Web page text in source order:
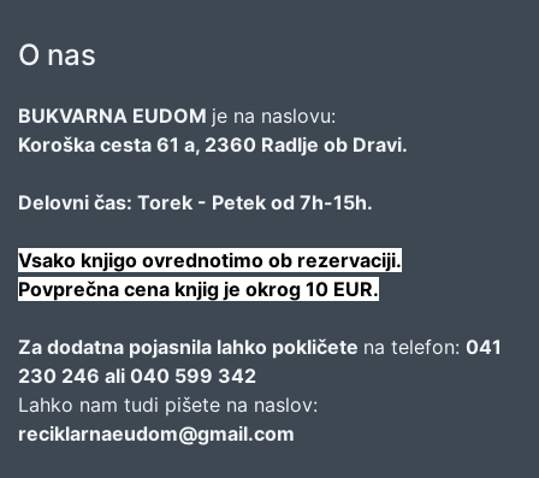
O nas
BUKVARNA EUDOM je na naslovu:
Koroška cesta 61 a, 2360 Radlje ob Dravi.
Delovni čas: Torek - Petek od 7h-15h.
Vsako knjigo ovrednotimo ob rezervaciji.
Povprečna cena knjig je okrog 10 EUR.
Za dodatna pojasnila lahko pokličete na telefon: 041
230 246 ali 040 599 342
Lahko nam tudi pišete na naslov:
reciklarnaeudom@gmail.com